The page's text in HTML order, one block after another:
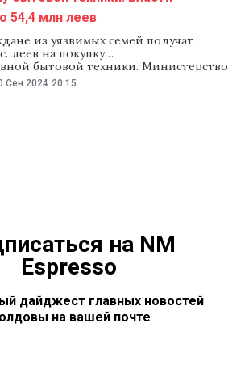
54,4 млн леев
из уязвимых семей получат
леев на покупку
бытовой техники. Министерство
центр устойчивой
официально запустили Программу
Сен 2024 20:15
на NM
Espresso
дайджест главных новостей
на вашей почте